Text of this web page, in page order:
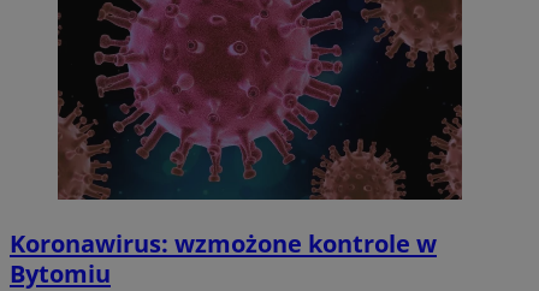
Koronawirus: wzmożone kontrole w
Bytomiu